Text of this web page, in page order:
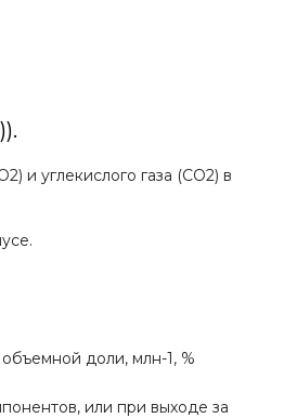
и углекислого газа (CO2) в
доли, млн-1, %
или при выходе за